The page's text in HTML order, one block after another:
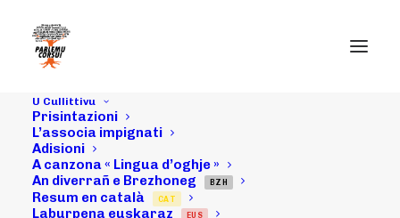
U Cullittivu
Prisintazioni
L’associa impignati
Adisioni
A canzona « Lingua d’oghje »
An diverrañ e Brezhoneg
BZH
Resum en català CAT
Laburpena euskaraz EUS
29/05/21 : A